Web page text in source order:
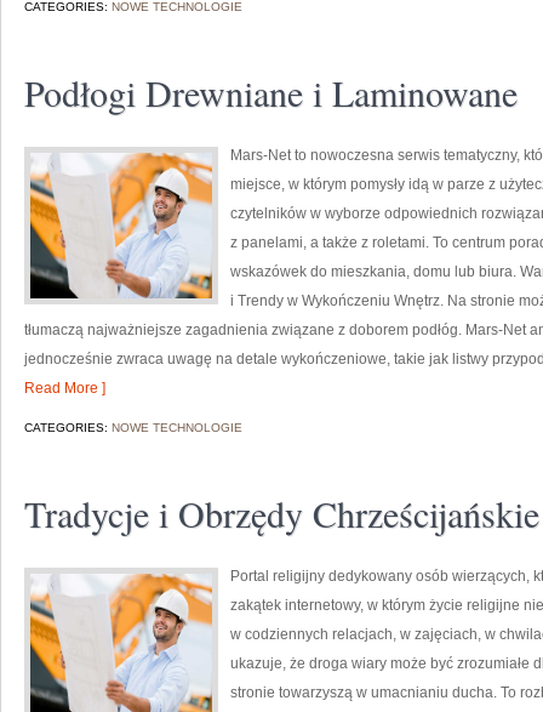
CATEGORIES: NOWE TECHNOLOGIE
Podłogi Drewniane i Laminowane
Mars-Net to nowoczesna serwis tematyczny,
miejsce, w którym pomysły idą w parze z
czytelników w wyborze odpowiednich
z panelami, a także z roletami. To centrum
wskazówek do mieszkania, domu lub biura.
i Trendy w Wykończeniu Wnętrz. Na stronie
tłumaczą najważniejsze zagadnienia związane z doborem podłóg. Mars-Net
jednocześnie zwraca uwagę na detale wykończeniowe, takie jak listwy
Read More ]
CATEGORIES: NOWE TECHNOLOGIE
Tradycje i Obrzędy Chrześcijańskie
Portal religijny dedykowany osób wierzących,
zakątek internetowy, w którym życie religijne
w codziennych relacjach, w zajęciach, w
ukazuje, że droga wiary może być zrozumiałe
stronie towarzyszą w umacnianiu ducha. To